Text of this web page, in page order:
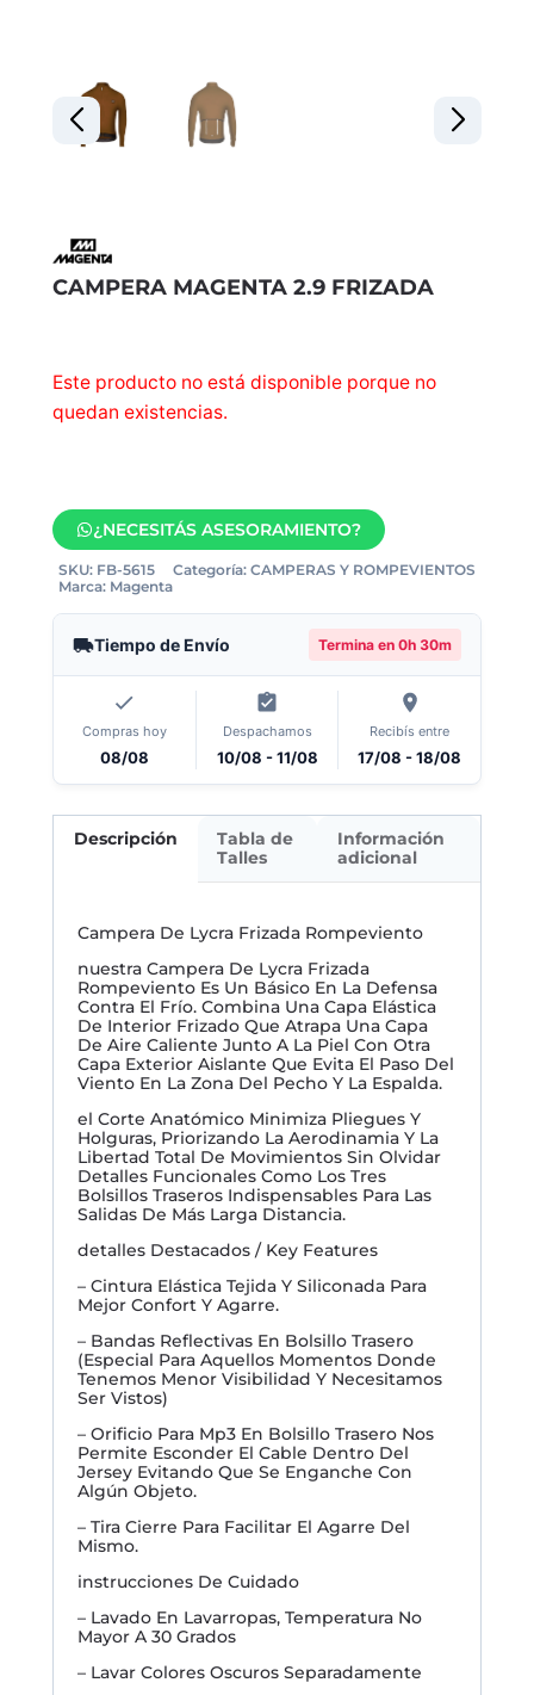
CAMPERA MAGENTA 2.9 FRIZADA
Este producto no está disponible porque no
quedan existencias.
¿NECESITÁS ASESORAMIENTO?
SKU: FB-5615 Categoría: CAMPERAS Y ROMPEVIENTOS
Marca: Magenta
Tiempo de Envío Termina en 0h 30m
Compras hoy
08/08
Despachamos
10/08 - 11/08
Recibís entre
17/08 - 18/08
Descripción
Tabla de
Talles
Información
adicional
Campera De Lycra Frizada Rompeviento
nuestra Campera De Lycra Frizada
Rompeviento Es Un Básico En La Defensa
Contra El Frío. Combina Una Capa Elástica
De Interior Frizado Que Atrapa Una Capa
De Aire Caliente Junto A La Piel Con Otra
Capa Exterior Aislante Que Evita El Paso Del
Viento En La Zona Del Pecho Y La Espalda.
el Corte Anatómico Minimiza Pliegues Y
Holguras, Priorizando La Aerodinamia Y La
Libertad Total De Movimientos Sin Olvidar
Detalles Funcionales Como Los Tres
Bolsillos Traseros Indispensables Para Las
Salidas De Más Larga Distancia.
detalles Destacados / Key Features
– Cintura Elástica Tejida Y Siliconada Para
Mejor Confort Y Agarre.
– Bandas Reflectivas En Bolsillo Trasero
(Especial Para Aquellos Momentos Donde
Tenemos Menor Visibilidad Y Necesitamos
Ser Vistos)
– Orificio Para Mp3 En Bolsillo Trasero Nos
Permite Esconder El Cable Dentro Del
Jersey Evitando Que Se Enganche Con
Algún Objeto.
– Tira Cierre Para Facilitar El Agarre Del
Mismo.
instrucciones De Cuidado
– Lavado En Lavarropas, Temperatura No
Mayor A 30 Grados
– Lavar Colores Oscuros Separadamente